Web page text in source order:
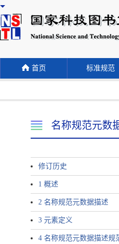
首页 标准规范
名称规范元数
修订历史
1 概述
2 名称规范元数据描述
3 元素定义
4 名称规范元数据描述规